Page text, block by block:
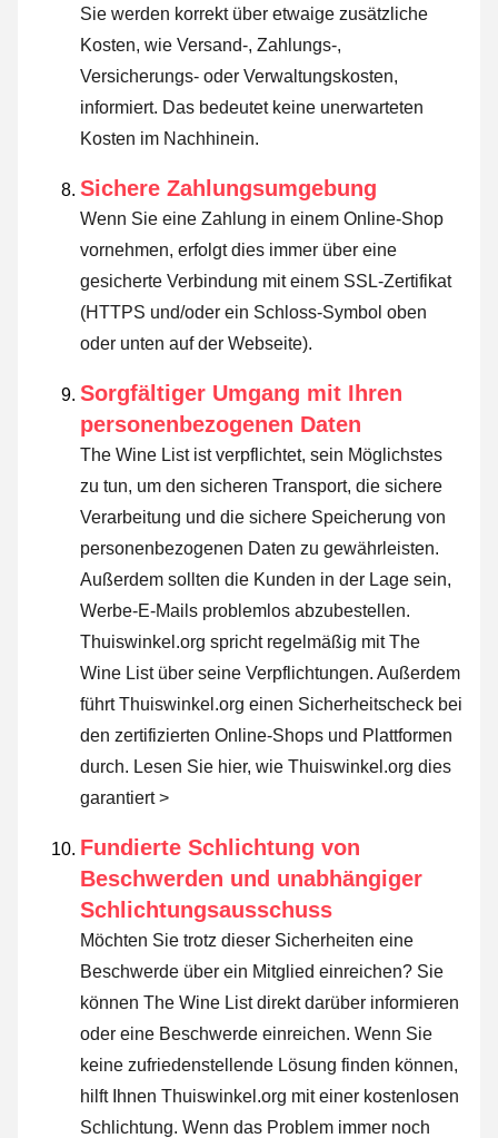
Sie werden korrekt über etwaige zusätzliche
Kosten, wie Versand-, Zahlungs-,
Versicherungs- oder Verwaltungskosten,
informiert. Das bedeutet keine unerwarteten
Kosten im Nachhinein.
Sichere Zahlungsumgebung
Wenn Sie eine Zahlung in einem Online-Shop
vornehmen, erfolgt dies immer über eine
gesicherte Verbindung mit einem SSL-Zertifikat
(HTTPS und/oder ein Schloss-Symbol oben
oder unten auf der Webseite).
Sorgfältiger Umgang mit Ihren
personenbezogenen Daten
The Wine List ist verpflichtet, sein Möglichstes
zu tun, um den sicheren Transport, die sichere
Verarbeitung und die sichere Speicherung von
personenbezogenen Daten zu gewährleisten.
Außerdem sollten die Kunden in der Lage sein,
Werbe-E-Mails problemlos abzubestellen.
Thuiswinkel.org spricht regelmäßig mit The
Wine List über seine Verpflichtungen. Außerdem
führt Thuiswinkel.org einen Sicherheitscheck bei
den zertifizierten Online-Shops und Plattformen
durch. Lesen Sie hier, wie Thuiswinkel.org dies
garantiert >
Fundierte Schlichtung von
Beschwerden und unabhängiger
Schlichtungsausschuss
Möchten Sie trotz dieser Sicherheiten eine
Beschwerde über ein Mitglied einreichen? Sie
können The Wine List direkt darüber informieren
oder eine Beschwerde einreichen. Wenn Sie
keine zufriedenstellende Lösung finden können,
hilft Ihnen Thuiswinkel.org mit einer kostenlosen
Schlichtung. Wenn das Problem immer noch